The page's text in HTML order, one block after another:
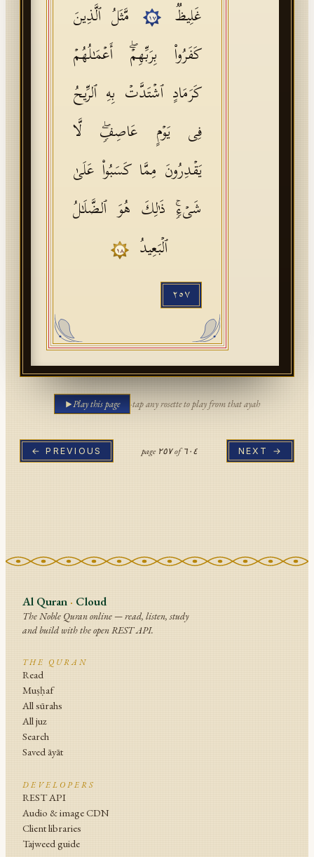
غَلِیظࣱ
١٧
مَّثَلُ ٱلَّذِینَ
كَفَرُوا۟ بِرَبِّهِمۡۖ أَعۡمَـٰلُهُمۡ
كَرَمَادٍ ٱشۡتَدَّتۡ بِهِ ٱلرِّیحُ
فِی یَوۡمٍ عَاصِفࣲۖ لَّا
یَقۡدِرُونَ مِمَّا كَسَبُوا۟ عَلَىٰ
شَیۡءࣲۚ ذَ ٰ⁠لِكَ هُوَ ٱلضَّلَـٰلُ
ٱلۡبَعِیدُ
١٨
٢٥٧
Play this page ·tap any rosette to play from that ayah
← PREVIOUS page ٢٥٧of٦٠٤ NEXT →
Al Quran · Cloud
The Noble Quran online — read, listen, study
and build with the open REST API.
THE QURAN
Read
Muṣḥaf
All sūrahs
All juz
Search
Saved āyāt
DEVELOPERS
REST API
Audio & image CDN
Client libraries
Tajweed guide